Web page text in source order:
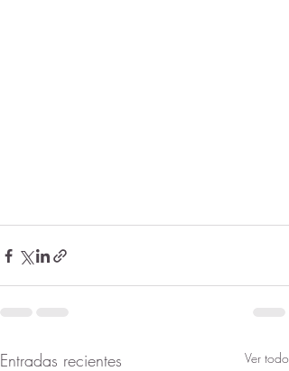
Entradas recientes Ver todo